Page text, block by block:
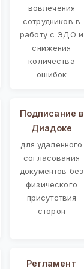
вовлечения
сотрудников в
работу с ЭДО и
снижения
количества
ошибок
Подписание в
Диадоке
для удаленного
согласования
документов без
физического
присутствия
сторон
Регламент